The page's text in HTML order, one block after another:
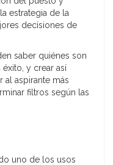
estrategia de la
decisiones de
saber quiénes son
éxito, y crear así
aspirante más
filtros según las
uno de los usos